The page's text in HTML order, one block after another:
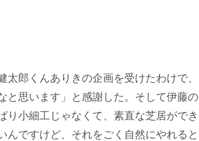
郎くんありきの企画を受けたわけで、
と思います」と感謝した。そして伊藤の
小細工じゃなくて、素直な芝居ができ
んですけど、それをごく自然にやれると